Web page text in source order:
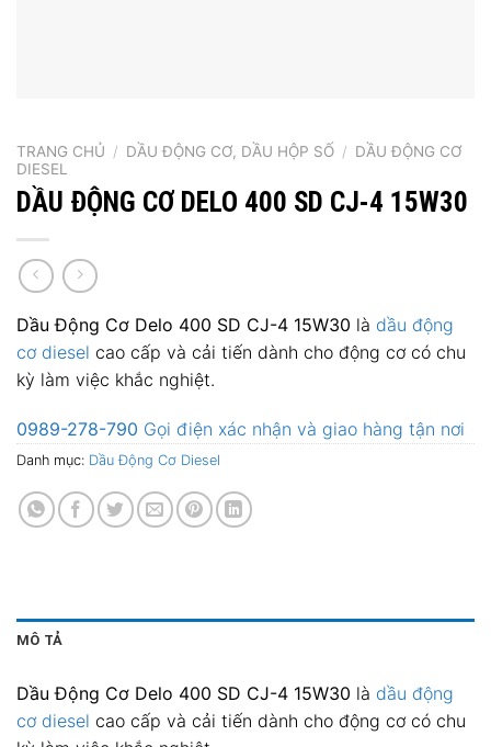
TRANG CHỦ / DẦU ĐỘNG CƠ, DẦU HỘP SỐ / DẦU ĐỘNG CƠ
DIESEL
DẦU ĐỘNG CƠ DELO 400 SD CJ-4 15W30
Dầu Động Cơ Delo 400 SD CJ-4 15W30 là dầu động
cơ diesel cao cấp và cải tiến dành cho động cơ có chu
kỳ làm việc khắc nghiệt.
0989-278-790 Gọi điện xác nhận và giao hàng tận nơi
Danh mục: Dầu Động Cơ Diesel
MÔ TẢ
Dầu Động Cơ Delo 400 SD CJ-4 15W30 là dầu động
cơ diesel cao cấp và cải tiến dành cho động cơ có chu